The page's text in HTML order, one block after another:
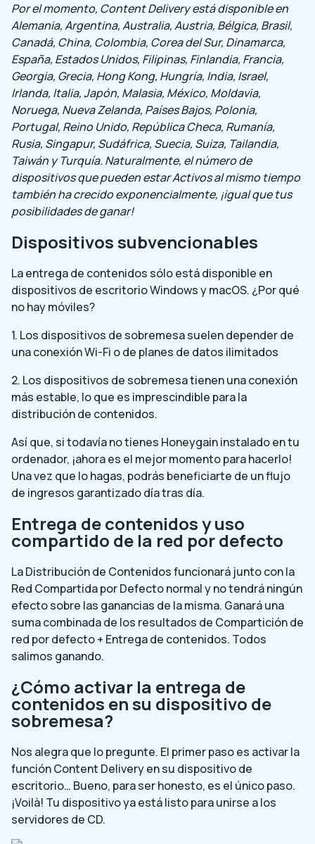
Por el momento, Content Delivery está disponible en
Alemania, Argentina, Australia, Austria, Bélgica, Brasil,
Canadá, China, Colombia, Corea del Sur, Dinamarca,
España, Estados Unidos, Filipinas, Finlandia, Francia,
Georgia, Grecia, Hong Kong, Hungría, India, Israel,
Irlanda, Italia, Japón, Malasia, México, Moldavia,
Noruega, Nueva Zelanda, Países Bajos, Polonia,
Portugal, Reino Unido, República Checa, Rumanía,
Rusia, Singapur, Sudáfrica, Suecia, Suiza, Tailandia,
Taiwán y Turquía. Naturalmente, el número de
dispositivos que pueden estar Activos al mismo tiempo
también ha crecido exponencialmente, ¡igual que tus
posibilidades de ganar!
Dispositivos subvencionables
La entrega de contenidos sólo está disponible en
dispositivos de escritorio Windows y macOS. ¿Por qué
no hay móviles?
1. Los dispositivos de sobremesa suelen depender de
una conexión Wi-Fi o de planes de datos ilimitados
2. Los dispositivos de sobremesa tienen una conexión
más estable, lo que es imprescindible para la
distribución de contenidos.
Así que, si todavía no tienes Honeygain instalado en tu
ordenador, ¡ahora es el mejor momento para hacerlo!
Una vez que lo hagas, podrás beneficiarte de un flujo
de ingresos garantizado día tras día.
Entrega de contenidos y uso
compartido de la red por defecto
La Distribución de Contenidos funcionará junto con la
Red Compartida por Defecto normal y no tendrá ningún
efecto sobre las ganancias de la misma. Ganará una
suma combinada de los resultados de Compartición de
red por defecto + Entrega de contenidos. Todos
salimos ganando.
¿Cómo activar la entrega de
contenidos en su dispositivo de
sobremesa?
Nos alegra que lo pregunte. El primer paso es activar la
función Content Delivery en su dispositivo de
escritorio… Bueno, para ser honesto, es el único paso.
¡Voilà! Tu dispositivo ya está listo para unirse a los
servidores de CD.